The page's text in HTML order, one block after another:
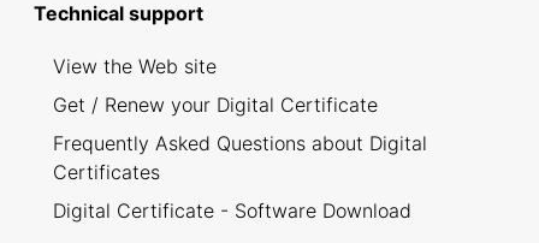
Technical support
View the Web site
Get / Renew your Digital Certificate
Frequently Asked Questions about Digital
Certificates
Digital Certificate - Software Download